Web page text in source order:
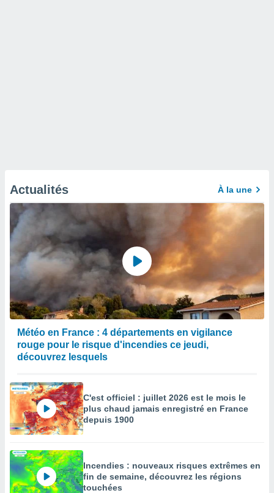
Actualités À la une
Météo en France : 4 départements en vigilance
rouge pour le risque d'incendies ce jeudi,
découvrez lesquels
C'est officiel : juillet 2026 est le mois le
plus chaud jamais enregistré en France
depuis 1900
Incendies : nouveaux risques extrêmes en
fin de semaine, découvrez les régions
touchées